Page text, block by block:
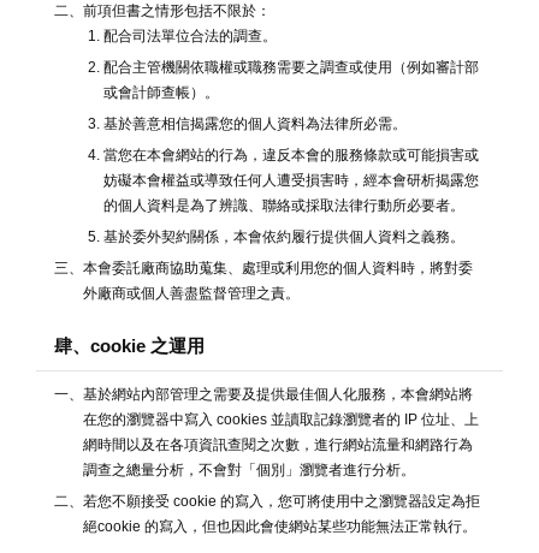
二、前項但書之情形包括不限於：
1. 配合司法單位合法的調查。
2. 配合主管機關依職權或職務需要之調查或使用（例如審計部
或會計師查帳）。
3. 基於善意相信揭露您的個人資料為法律所必需。
4. 當您在本會網站的行為，違反本會的服務條款或可能損害或
妨礙本會權益或導致任何人遭受損害時，經本會研析揭露您
的個人資料是為了辨識、聯絡或採取法律行動所必要者。
5. 基於委外契約關係，本會依約履行提供個人資料之義務。
三、本會委託廠商協助蒐集、處理或利用您的個人資料時，將對委
外廠商或個人善盡監督管理之責。
肆、cookie 之運用
一、基於網站內部管理之需要及提供最佳個人化服務，本會網站將
在您的瀏覽器中寫入 cookies 並讀取記錄瀏覽者的 IP 位址、上
網時間以及在各項資訊查閱之次數，進行網站流量和網路行為
調查之總量分析，不會對「個別」瀏覽者進行分析。
二、若您不願接受 cookie 的寫入，您可將使用中之瀏覽器設定為拒
絕cookie 的寫入，但也因此會使網站某些功能無法正常執行。